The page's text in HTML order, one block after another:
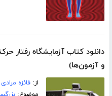
دانلود کتاب آزمایشگاه رفتار
و آزمون‌ها)
از:فائزه مرادی